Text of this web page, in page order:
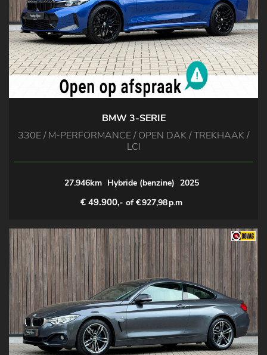
BMW 3-SERIE
330E / M-PERFORMANCE / OPEN DAK / TREKHAAK /
LCI
27.946km Hybride (benzine) 2025
€ 49.900,- of €927,98p.m